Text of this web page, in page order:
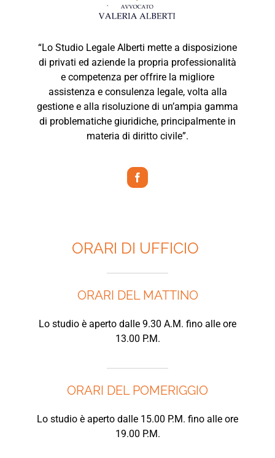
“Lo Studio Legale Alberti mette a disposizione
di privati ed aziende la propria professionalità
e competenza per offrire la migliore
assistenza e consulenza legale, volta alla
gestione e alla risoluzione di un’ampia gamma
di problematiche giuridiche, principalmente in
materia di diritto civile”.
ORARI DI UFFICIO
ORARI DEL MATTINO
Lo studio è aperto dalle 9.30 A.M. fino alle ore
13.00 P.M.
ORARI DEL POMERIGGIO
Lo studio è aperto dalle 15.00 P.M. fino alle ore
19.00 P.M.